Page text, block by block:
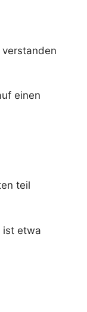
einen
teil
ist etwa